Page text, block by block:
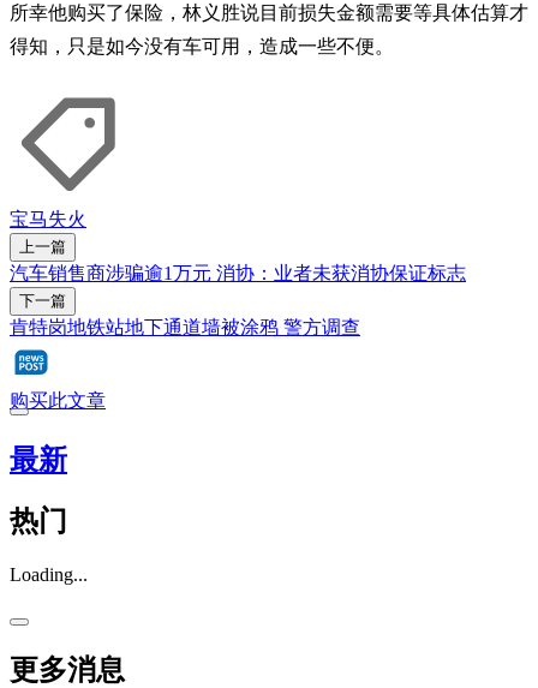
所幸他购买了保险，林义胜说目前损失金额需要等具体估算才
得知，只是如今没有车可用，造成一些不便。
宝马失火
上一篇
汽车销售商涉骗逾1万元 消协：业者未获消协保证标志
下一篇
肯特岗地铁站地下通道墙被涂鸦 警方调查
购买此文章
最新
热门
Loading...
更多消息